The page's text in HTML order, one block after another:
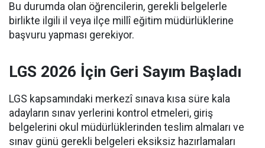
Bu durumda olan öğrencilerin, gerekli belgelerle
birlikte ilgili il veya ilçe millî eğitim müdürlüklerine
başvuru yapması gerekiyor.
LGS 2026 İçin Geri Sayım Başladı
LGS kapsamındaki merkezî sınava kısa süre kala
adayların sınav yerlerini kontrol etmeleri, giriş
belgelerini okul müdürlüklerinden teslim almaları ve
sınav günü gerekli belgeleri eksiksiz hazırlamaları